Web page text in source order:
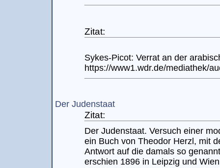
Zitat:
Sykes-Picot: Verrat an der
https://www1.wdr.de/mediathek/
Der Judenstaat
Zitat:
Der Judenstaat. Versuch einer
ein Buch von Theodor Herzl, mit
Antwort auf die damals so
erschien 1896 in Leipzig und